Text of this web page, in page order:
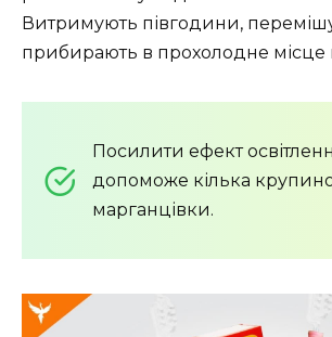
Витримують півгодини,
прибирають в прохолодне місце
Посилити ефект
допоможе кілька
марганцівки.